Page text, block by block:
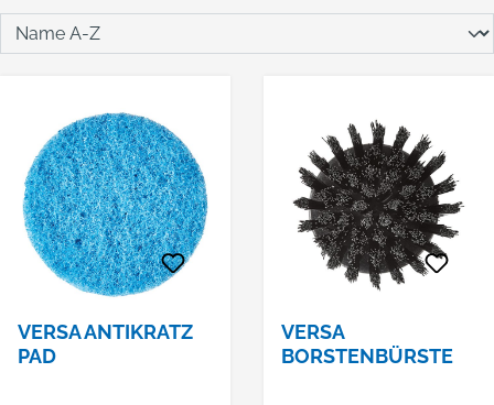
VERSA ANTIKRATZ
PAD
VERSA
BORSTENBÜRSTE